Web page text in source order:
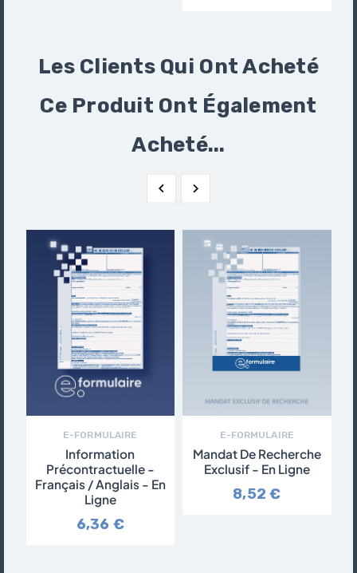
Les Clients Qui Ont Acheté
Ce Produit Ont Également
Acheté...
 
E-FORMULAIRE
Information
Précontractuelle -
Français / Anglais - En
Ligne
6,36 €
E-FORMULAIRE
Mandat De Recherche
Exclusif - En Ligne
8,52 €